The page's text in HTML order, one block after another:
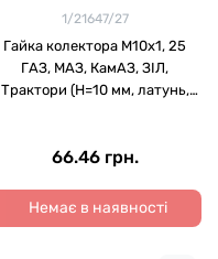
1/21647/27
Гайка колектора М10х1, 25
ГАЗ, МАЗ, КамАЗ, ЗІЛ,
Трактори (H=10 мм, латунь,
66.46 грн.
Немає в наявності